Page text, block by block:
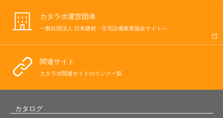
カタラボ運営団体
一般社団法人 日本建材・住宅設備産業協会サイトへ
関連サイト
カタラボ関連サイトのリンク一覧
カタログ